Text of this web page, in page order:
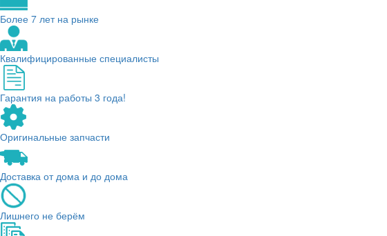
Более 7 лет на рынке
Квалифицированные специалисты
Гарантия на работы 3 года!
Оригинальные запчасти
Доставка от дома и до дома
Лишнего не берём